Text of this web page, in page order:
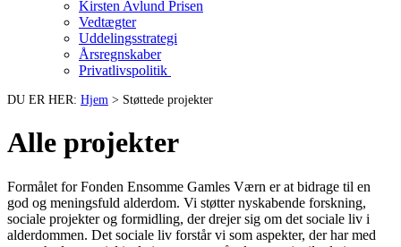
Kirsten Avlund Prisen
Vedtægter
Uddelingsstrategi
Årsregnskaber
Privatlivspolitik
DU ER HER: Hjem > Støttede projekter
Alle projekter
Formålet for Fonden Ensomme Gamles Værn er at bidrage til en
god og meningsfuld alderdom. Vi støtter nyskabende forskning,
sociale projekter og formidling, der drejer sig om det sociale liv i
alderdommen. Det sociale liv forstår vi som aspekter, der har med